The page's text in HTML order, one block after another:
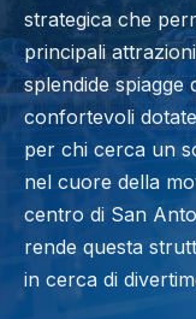
strategica che
principali
splendide
confortevoli
per chi cerca un
nel cuore della
centro di San
rende questa
in cerca di